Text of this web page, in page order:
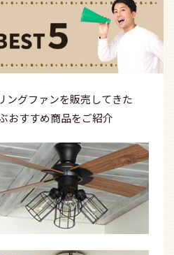
ングファンを販売してきた
おすすめ商品をご紹介